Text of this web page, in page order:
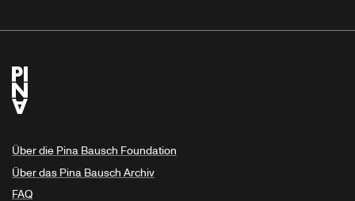
Über die Pina Bausch Foundation
Über das Pina Bausch Archiv
FAQ